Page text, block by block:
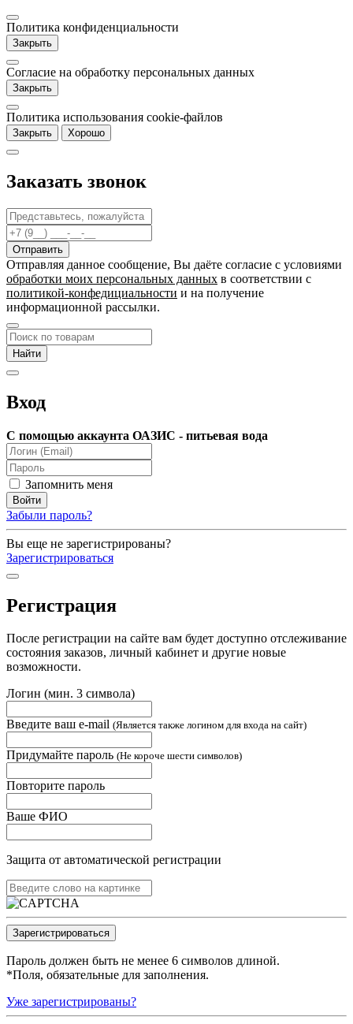
Политика конфиденциальности
Закрыть
Согласие на обработку персональных данных
Закрыть
Политика использования cookie-файлов
Закрыть Хорошо
Заказать звонок
Отправляя данное сообщение, Вы даёте согласие c условиями
обработки моих персональных данных в соответствии с
политикой-конфедициальности и на получение
информационной рассылки.
Вход
С помощью аккаунта ОАЗИС - питьевая вода
Запомнить меня
Забыли пароль?
Вы еще не зарегистрированы?
Зарегистрироваться
Регистрация
После регистрации на сайте вам будет доступно отслеживание
состояния заказов, личный кабинет и другие новые
возможности.
Логин (мин. 3 символа)
Введите ваш e-mail (Является также логином для входа на сайт)
Придумайте пароль (Не короче шести символов)
Повторите пароль
Ваше ФИО
Защита от автоматической регистрации
Пароль должен быть не менее 6 символов длиной.
*Поля, обязательные для заполнения.
Уже зарегистрированы?